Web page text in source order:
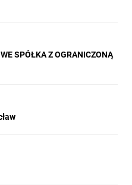
SPÓŁKA Z OGRANICZONĄ